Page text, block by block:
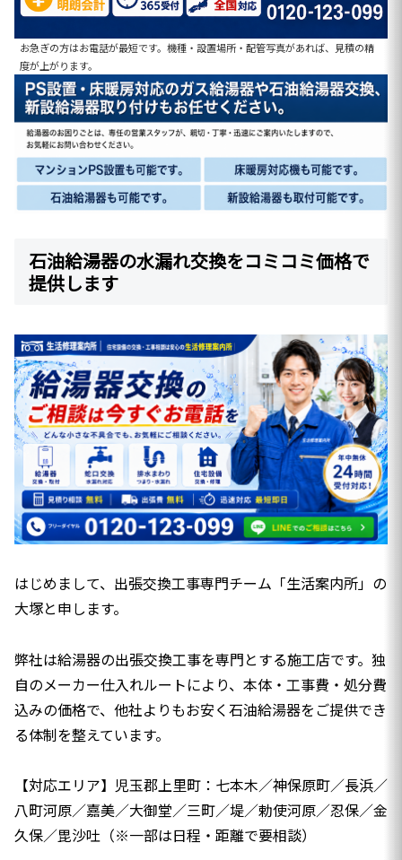
お急ぎの方はお電話が最短です。機種・設置場所・配管写真があれば、見積の精
度が上がります。
石油給湯器の水漏れ交換をコミコミ価格で
提供します
はじめまして、出張交換工事専門チーム「生活案内所」の
大塚と申します。
弊社は給湯器の出張交換工事を専門とする施工店です。独
自のメーカー仕入れルートにより、本体・工事費・処分費
込みの価格で、他社よりもお安く石油給湯器をご提供でき
る体制を整えています。
【対応エリア】児玉郡上里町：七本木／神保原町／長浜／
八町河原／嘉美／大御堂／三町／堤／勅使河原／忍保／金
久保／毘沙吐（※一部は日程・距離で要相談）